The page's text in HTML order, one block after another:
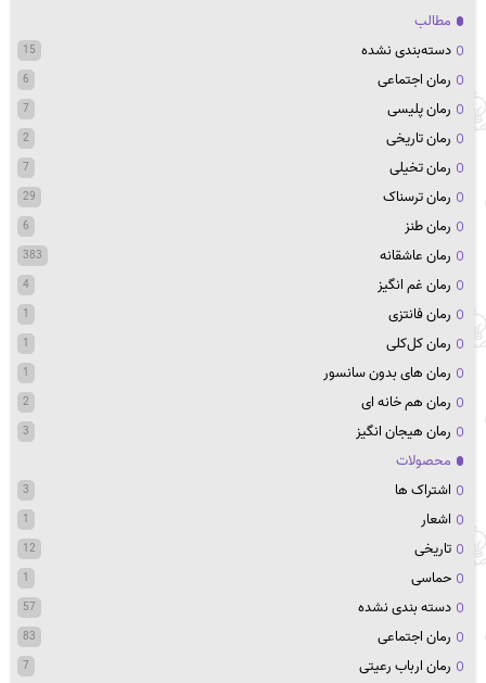
مطالب
دسته‌بندی نشده
15
رمان اجتماعی 6
رمان پلیسی 7
رمان تاریخی 2
رمان تخیلی 7
رمان ترسناک 29
رمان طنز 6
رمان عاشقانه 383
رمان غم انگیز 4
رمان فانتزی 1
رمان کل‌کلی 1
رمان های بدون سانسور 1
رمان هم خانه ای 2
رمان هیجان انگیز 3
محصولات
اشتراک ها
3
اشعار 1
تاریخی 12
حماسی 1
دسته بندی نشده 57
رمان اجتماعی 83
رمان ارباب رعیتی 7